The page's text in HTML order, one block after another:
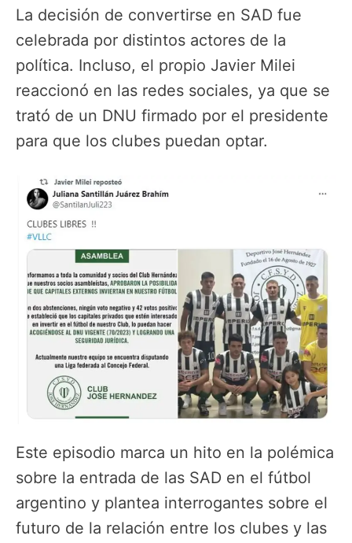
La decisión de convertirse en SAD fue
celebrada por distintos actores de la
política. Incluso, el propio Javier Milei
reaccionó en las redes sociales, ya que se
trató de un DNU firmado por el presidente
para que los clubes puedan optar.
Este episodio marca un hito en la polémica
sobre la entrada de las SAD en el fútbol
argentino y plantea interrogantes sobre el
futuro de la relación entre los clubes y las